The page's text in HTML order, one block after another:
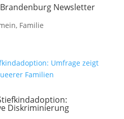
Newsletter
, Familie
Diskriminierung